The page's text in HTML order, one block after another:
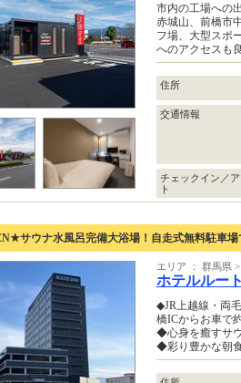
市内の工場への
赤城山、前橋市
フ場、大型スポ
へのアクセスも
住所
交通情報
チェックイン／
ト
サウナ水風呂完備大浴場！自走式無料駐車
エリア ： 群馬県
ホテルルー
◆JR上越線・両
橋ICからお車で
◆心身を癒すサ
◆彩り豊かな朝